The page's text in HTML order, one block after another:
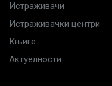
Истраживачи
Истраживачки центри
Књиге
Актуелности